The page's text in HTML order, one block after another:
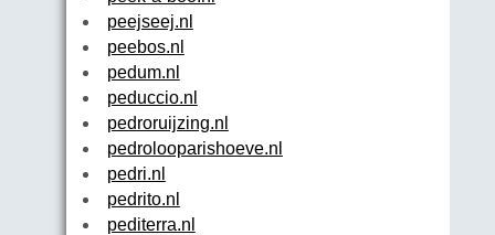
peejseej.nl
peebos.nl
pedum.nl
peduccio.nl
pedroruijzing.nl
pedrolooparishoeve.nl
pedri.nl
pedrito.nl
pediterra.nl